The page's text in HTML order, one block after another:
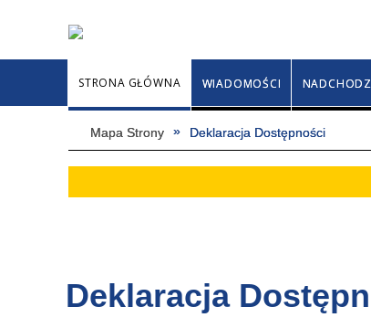
STRONA GŁÓWNA WIADOMOŚCI
Mapa Strony Deklaracja Dostępności
Deklaracja